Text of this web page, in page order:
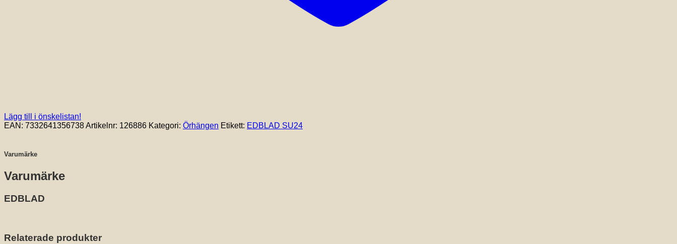
Lägg till i önskelistan!
EAN: 7332641356738Artikelnr: 126886 Kategori: Örhängen Etikett: EDBLAD SU24
Varumärke
Varumärke
EDBLAD
Relaterade produkter